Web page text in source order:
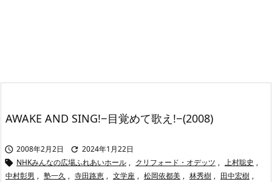
AWAKE AND SING!−目覚めて歌え!−(2008)
 2008年2月2日  2024年1月22日
 NHKみんなの広場ふれあいホール , クリフォード・オデッツ , 上村聡史 ,
中村彰男 , 塾一久 , 寺田路恵 , 文学座 , 松岡依都美 , 林秀樹 , 田中宏樹 ,